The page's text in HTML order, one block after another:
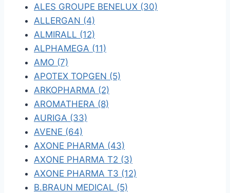
ALES GROUPE BENELUX (30)
ALLERGAN (4)
ALMIRALL (12)
ALPHAMEGA (11)
AMO (7)
APOTEX TOPGEN (5)
ARKOPHARMA (2)
AROMATHERA (8)
AURIGA (33)
AVENE (64)
AXONE PHARMA (43)
AXONE PHARMA T2 (3)
AXONE PHARMA T3 (12)
B.BRAUN MEDICAL (5)